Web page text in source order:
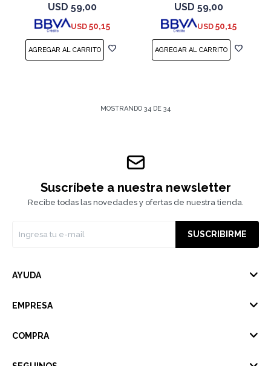
USD 59,00
USD 50,15
USD 59,00
USD 50,15
MOSTRANDO 34 DE 34
Suscríbete a nuestra newsletter
Recibe todas las novedades y ofertas de nuestra tienda.
SUSCRIBIRME
AYUDA
EMPRESA
COMPRA